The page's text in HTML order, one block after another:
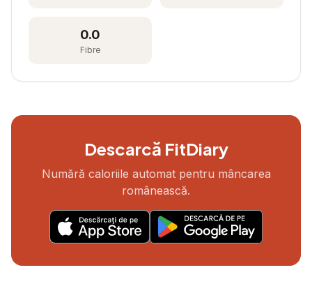
0.0
Fibre
Descarcă FitDiary
Numără caloriile automat pentru mâncarea
românească.